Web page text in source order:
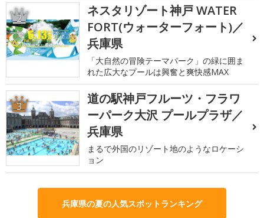
2
ネスタリゾート神戸 WATER
FORT(ウォーターフォート)／
兵庫県
「大自然の冒険テーマパーク」の緑に囲ま
れた広大なプールは興奮と爽快感MAX
3
道の駅神戸フルーツ・フラワ
ーパーク大沢 プールプラザ／
兵庫県
まるで外国のリゾート地のようなロケーシ
ョン
兵庫県の夏の人気スポットランキング